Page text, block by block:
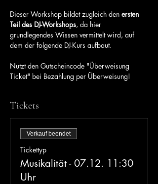
Dieser Workshop bildet zugleich den ersten
Teil des DJ-Workshops, da hier
grundlegendes Wissen vermittelt wird, auf
dem der folgende DJ-Kurs aufbaut.
Nutzt den Gutscheincode "Überweisung
Ticket" bei Bezahlung per Überweisung!
Tickets
Verkauf beendet
Tickettyp
Musikalität - 07.12. 11:30
Uhr